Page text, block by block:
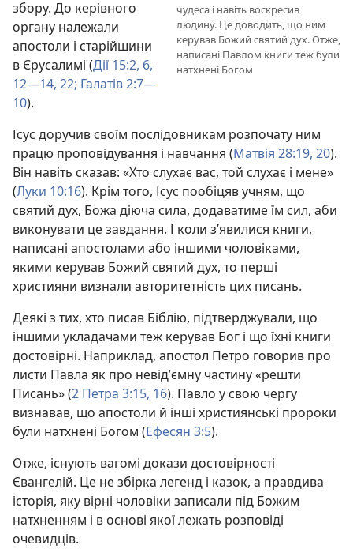
чудеса і навіть воскресив
людину. Це доводить, що ним
керував Божий святий дух. Отже,
написані Павлом книги теж були
натхнені Богом
збору. До керівного
органу належали
апостоли і старійшини
в Єрусалимі (Дії 15:2, 6,
12—14, 22; Галатів 2:7—
10).
Ісус доручив своїм послідовникам розпочату ним
працю проповідування і навчання (Матвія 28:19, 20).
Він навіть сказав: «Хто слухає вас, той слухає і мене»
(Луки 10:16). Крім того, Ісус пообіцяв учням, що
святий дух, Божа діюча сила, додаватиме їм сил, аби
виконувати це завдання. І коли з’явилися книги,
написані апостолами або іншими чоловіками,
якими керував Божий святий дух, то перші
християни визнали авторитетність цих писань.
Деякі з тих, хто писав Біблію, підтверджували, що
іншими укладачами теж керував Бог і що їхні книги
достовірні. Наприклад, апостол Петро говорив про
листи Павла як про невід’ємну частину «решти
Писань» (2 Петра 3:15, 16). Павло у свою чергу
визнавав, що апостоли й інші християнські пророки
були натхнені Богом (Ефесян 3:5).
Отже, існують вагомі докази достовірності
Євангелій. Це не збірка легенд і казок, а правдива
історія, яку вірні чоловіки записали під Божим
натхненням і в основі якої лежать розповіді
очевидців.